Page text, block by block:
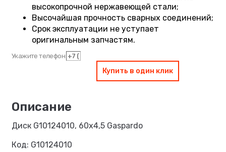
высокопрочной нержавеющей стали;
Высочайшая прочность сварных соединений;
Срок эксплуатации не уступает
оригинальным запчастям.
Укажите телефон
Купить в один клик
Диск G10124010, 60х4,5 Gaspardo
Код: G10124010